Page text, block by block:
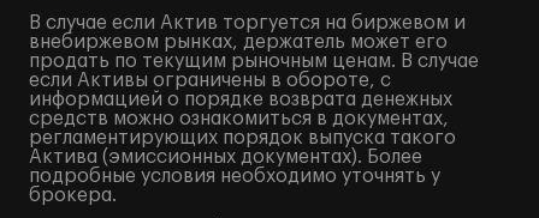
В случае если Актив торгуется на биржевом и
внебиржевом рынках, держатель может его
продать по текущим рыночным ценам. В случае
если Активы ограничены в обороте, с
информацией о порядке возврата денежных
средств можно ознакомиться в документах,
регламентирующих порядок выпуска такого
Актива (эмиссионных документах). Более
подробные условия необходимо уточнять у
брокера.